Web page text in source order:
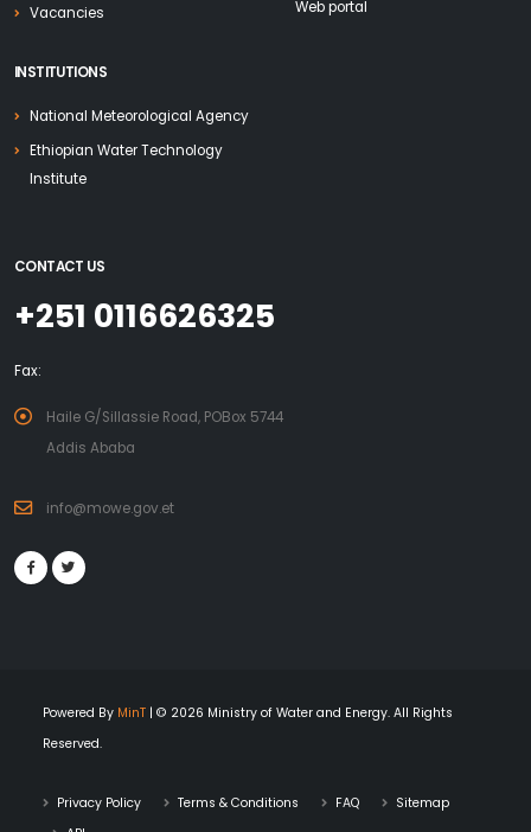
Vacancies
Web portal
INSTITUTIONS
National Meteorological Agency
Ethiopian Water Technology
Institute
CONTACT US
+251 0116626325
Fax:
Haile G/Sillassie Road, POBox 5744
Addis Ababa
info@mowe.gov.et
Powered By MinT | © 2026 Ministry of Water and Energy. All Rights
Reserved.
Privacy Policy Terms & Conditions FAQ
Sitemap